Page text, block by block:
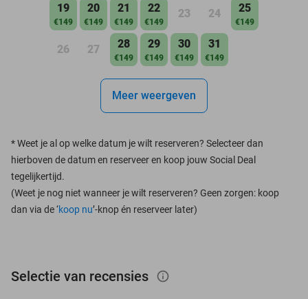
19
€149
20
€149
21
€149
22
€149
23 24 25
€149
26 27 28
€149
29
€149
30
€149
31
€149
Meer weergeven
*Weet je al op welke datum je wilt reserveren? Selecteer dan
hierboven de datum en reserveer en koop jouw Social Deal
tegelijkertijd.
(Weet je nog niet wanneer je wilt reserveren? Geen zorgen: koop
dan via de ‘koop nu’-knop én reserveer later)
Selectie van recensies info_outlined